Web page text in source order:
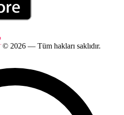
© 2026 — Tüm hakları saklıdır.